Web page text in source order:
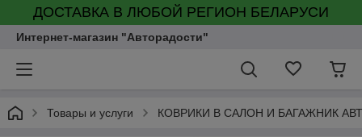
ДОСТАВКА В ЛЮБОЙ РЕГИОН БЕЛАРУСИ
Интернет-магазин "Авторадости"
Товары и услуги КОВРИКИ В САЛОН И БАГАЖНИК